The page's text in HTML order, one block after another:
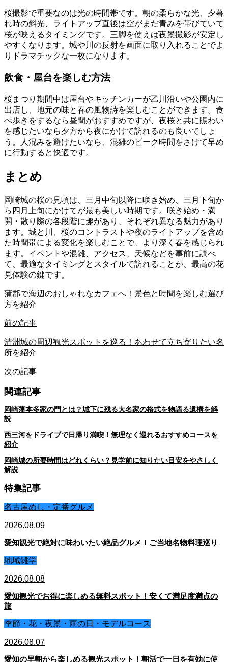
桜撮影で重要なのは光の時間帯です。朝の柔らかな光、夕暮
れ時の斜光、ライトアップ直後は空がまだ青みを帯びていて
桜が映えるタイミングです。三脚を使えば夜景撮影が安定し
やすくなります。城や川の反射を画面に取り入れることでよ
りドラマチックな一枚になります。
飲食・屋台を楽しむ方法
桜まつり期間中は屋台やキッチンカーが乙川沿いや公園内に
出店し、地元の味と春の風物詩を楽しむことができます。食
べ歩きをするなら昼間がおすすめですが、夜桜と共に賑わい
を感じたいなら夕方から夜にかけて訪れるのも良いでしょ
う。人混みを避けたいなら、混雑のピーク時間をさけて早め
に行動すると快適です。
まとめ
岡崎城の桜の見頃は、三月中旬以降に咲き始め、三月下旬か
ら四月上旬にかけてが最も美しい時期です。咲き始め・満
開・散り際の各段階に趣があり、それぞれ異なる魅力があり
ます。城と川、桜のコントラストや夜のライトアップを含め
た時間帯による変化を楽しむことで、より深く春を感じられ
ます。イベントや混雑、アクセス、天候などを事前に調べ
て、最適なタイミングとスタイルで訪れることが、最高の花
見体験の鍵です。
蒲郡で海辺のおしゃれなカフェへ！景色と時間を楽しむ選び
方を紹介
前の記事
清洲城の周辺観光スポットを巡る！あわせて立ち寄りたい名
所を紹介
次の記事
関連記事
岡崎藩本多家の門とは？城下に残る大名家の格式を物語る遺構を解
説
西三河をドライブで日帰り満喫！無理なく巡れるおすすめコースを
紹介
岡崎城の所要時間はどれくらい？見学前に知りたい目安をやさしく
解説
特集記事
名古屋めし・定番グルメ
2026.08.09
愛知観光で絶対に味わいたい絶品グルメ！ご当地名物料理巡り
地域雑学
2026.08.08
愛知観光でお得に楽しめる無料スポット！安くて満足度満点の
旅
季節・花・夜景・雨の日・モデルコース
2026.08.07
愛知の早朝から楽しめる観光スポット！朝活で一日を有効に使